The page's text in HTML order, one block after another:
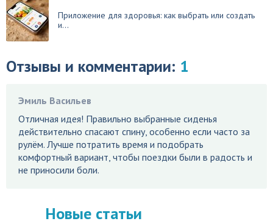
Приложение для здоровья: как выбрать или создать
и...
Отзывы и комментарии: 1
Эмиль Васильев
Отличная идея! Правильно выбранные сиденья
действительно спасают спину, особенно если часто за
рулём. Лучше потратить время и подобрать
комфортный вариант, чтобы поездки были в радость и
не приносили боли.
Новые статьи